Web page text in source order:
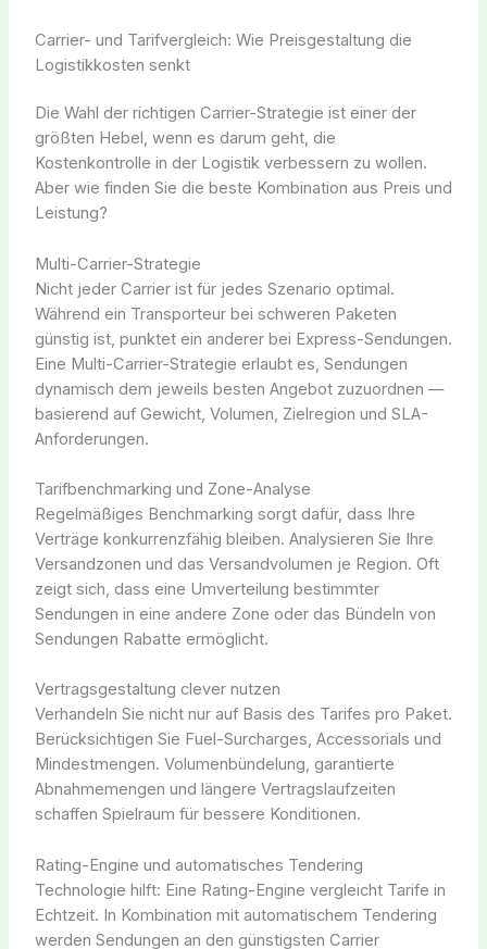
Carrier- und Tarifvergleich: Wie Preisgestaltung die
Logistikkosten senkt
Die Wahl der richtigen Carrier-Strategie ist einer der
größten Hebel, wenn es darum geht, die
Kostenkontrolle in der Logistik verbessern zu wollen.
Aber wie finden Sie die beste Kombination aus Preis und
Leistung?
Multi-Carrier-Strategie
Nicht jeder Carrier ist für jedes Szenario optimal.
Während ein Transporteur bei schweren Paketen
günstig ist, punktet ein anderer bei Express-Sendungen.
Eine Multi-Carrier-Strategie erlaubt es, Sendungen
dynamisch dem jeweils besten Angebot zuzuordnen —
basierend auf Gewicht, Volumen, Zielregion und SLA-
Anforderungen.
Tarifbenchmarking und Zone-Analyse
Regelmäßiges Benchmarking sorgt dafür, dass Ihre
Verträge konkurrenzfähig bleiben. Analysieren Sie Ihre
Versandzonen und das Versandvolumen je Region. Oft
zeigt sich, dass eine Umverteilung bestimmter
Sendungen in eine andere Zone oder das Bündeln von
Sendungen Rabatte ermöglicht.
Vertragsgestaltung clever nutzen
Verhandeln Sie nicht nur auf Basis des Tarifes pro Paket.
Berücksichtigen Sie Fuel-Surcharges, Accessorials und
Mindestmengen. Volumenbündelung, garantierte
Abnahmemengen und längere Vertragslaufzeiten
schaffen Spielraum für bessere Konditionen.
Rating-Engine und automatisches Tendering
Technologie hilft: Eine Rating-Engine vergleicht Tarife in
Echtzeit. In Kombination mit automatischem Tendering
werden Sendungen an den günstigsten Carrier